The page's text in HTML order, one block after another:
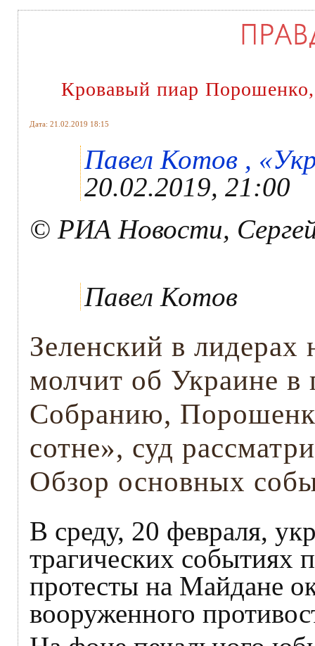
Кровавый пиар
Дата: 21.02.2019 18:15
Павел Котов ,
20.02.2019, 21:00
© РИА Новости, Сергей
Павел Котов
Зеленский в
молчит об Украине в
Собранию,
сотне», суд
Обзор основных
В среду, 20 февраля,
трагических событиях
протесты на Майдане
вооруженного